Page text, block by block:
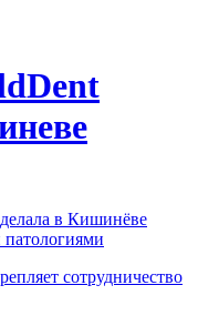
в Кишинёве
сотрудничество